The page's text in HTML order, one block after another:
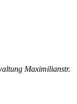
Maximilianstr.